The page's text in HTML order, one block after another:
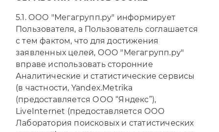
5.1. ООО "Мегагрупп.ру" информирует
Пользователя, а Пользователь соглашается
с тем фактом, что для достижения
заявленных целей, ООО "Мегагрупп.ру"
вправе использовать сторонние
Аналитические и статистические сервисы
(в частности, Yandex.Metrika
(предоставляется ООО “Яндекс”),
LiveInternet (предоставляется ООО
Лаборатория поисковых и статистических